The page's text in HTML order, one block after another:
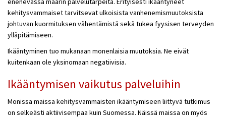
kehitysvammaiset tarvitsevat ulkoisista vanhenemismuutoksista
johtuvan kuormituksen vähentämistä sekä tukea fyysisen terveyden
ylläpitämiseen.
Ikääntyminen tuo mukanaan monenlaisia muutoksia. Ne eivät
kuitenkaan ole yksinomaan negatiivisia.
Ikääntymisen vaikutus palveluihin
Monissa maissa kehitysvammaisten ikääntymiseen liittyvä tutkimus
on selkeästi aktiivisempaa kuin Suomessa. Näissä maissa on myös